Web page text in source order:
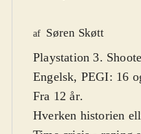
af Søren Skøtt
Playstation 3.
Engelsk, PEGI: 16
Fra 12 år.
Hverken historien